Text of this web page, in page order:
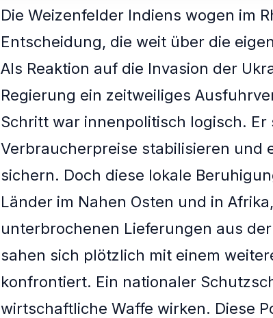
Die Weizenfelder Indiens wogen im
Entscheidung, die weit über die
Als Reaktion auf die Invasion der
Regierung ein zeitweiliges
Schritt war innenpolitisch logisch. Er
Verbraucherpreise stabilisieren und
sichern. Doch diese lokale
Länder im Nahen Osten und in
unterbrochenen Lieferungen aus
sahen sich plötzlich mit einem
konfrontiert. Ein nationaler
wirtschaftliche Waffe wirken. Diese